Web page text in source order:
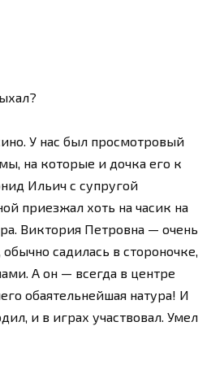
У нас был просмотровый
на которые и дочка его к
Ильич с супругой
приезжал хоть на часик на
Виктория Петровна — очень
садилась в стороночке,
А он — всегда в центре
обаятельнейшая натура! И
и в играх участвовал. Умел